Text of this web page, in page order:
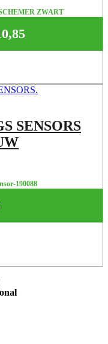
ZWART
SENSORS
190088